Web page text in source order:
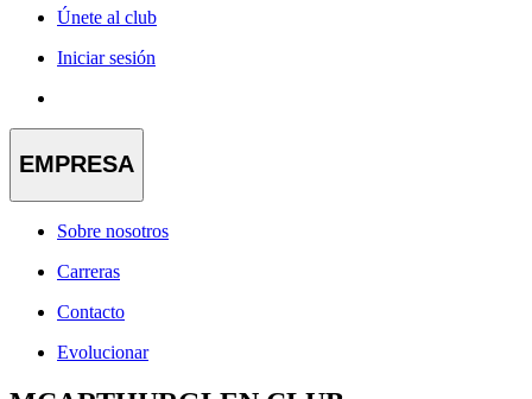
Únete al club
Iniciar sesión
EMPRESA
Sobre nosotros
Carreras
Contacto
Evolucionar